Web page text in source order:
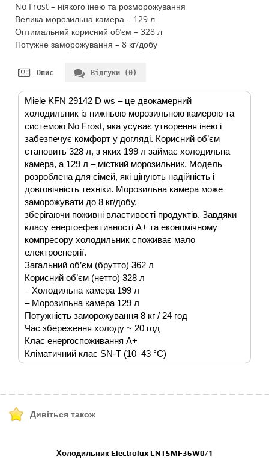
No Frost – ніякого інею та розморожування
Велика морозильна камера – 129 л
Оптимальний корисний об’єм – 328 л
Потужне заморожування – 8 кг/добу
Опис Відгуки (0)
Miele KFN 29142 D ws – це двокамерний
холодильник із нижньою морозильною камерою та
системою No Frost, яка усуває утворення інею і
забезпечує комфорт у догляді. Корисний об’єм
становить 328 л, з яких 199 л займає холодильна
камера, а 129 л – місткий морозильник. Модель
розроблена для сімей, які цінують надійність і
довговічність техніки. Морозильна камера може
заморожувати до 8 кг/добу,
зберігаючи поживні властивості продуктів. Завдяки
класу енергоефективності A+ та економічному
компресору холодильник споживає мало
електроенергії.
Загальний об’єм (брутто) 362 л
Корисний об’єм (нетто) 328 л
– Холодильна камера 199 л
– Морозильна камера 129 л
Потужність заморожування 8 кг / 24 год
Час збереження холоду ~ 20 год
Клас енергоспоживання A+
Кліматичний клас SN-T (10–43 °C)
Дивіться також
Холодильник Electrolux LNT5MF36W0/1